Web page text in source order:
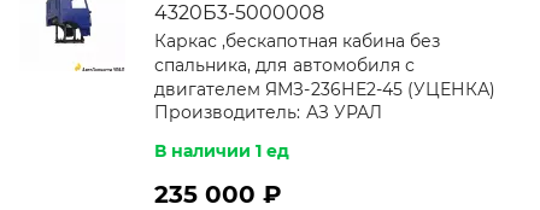
4320Б3-5000008
Каркас ,бескапотная кабина без
спальника, для автомобиля с
двигателем ЯМЗ-236НЕ2-45 (УЦЕНКА)
Производитель: АЗ УРАЛ
В наличии 1 ед
235 000 ₽